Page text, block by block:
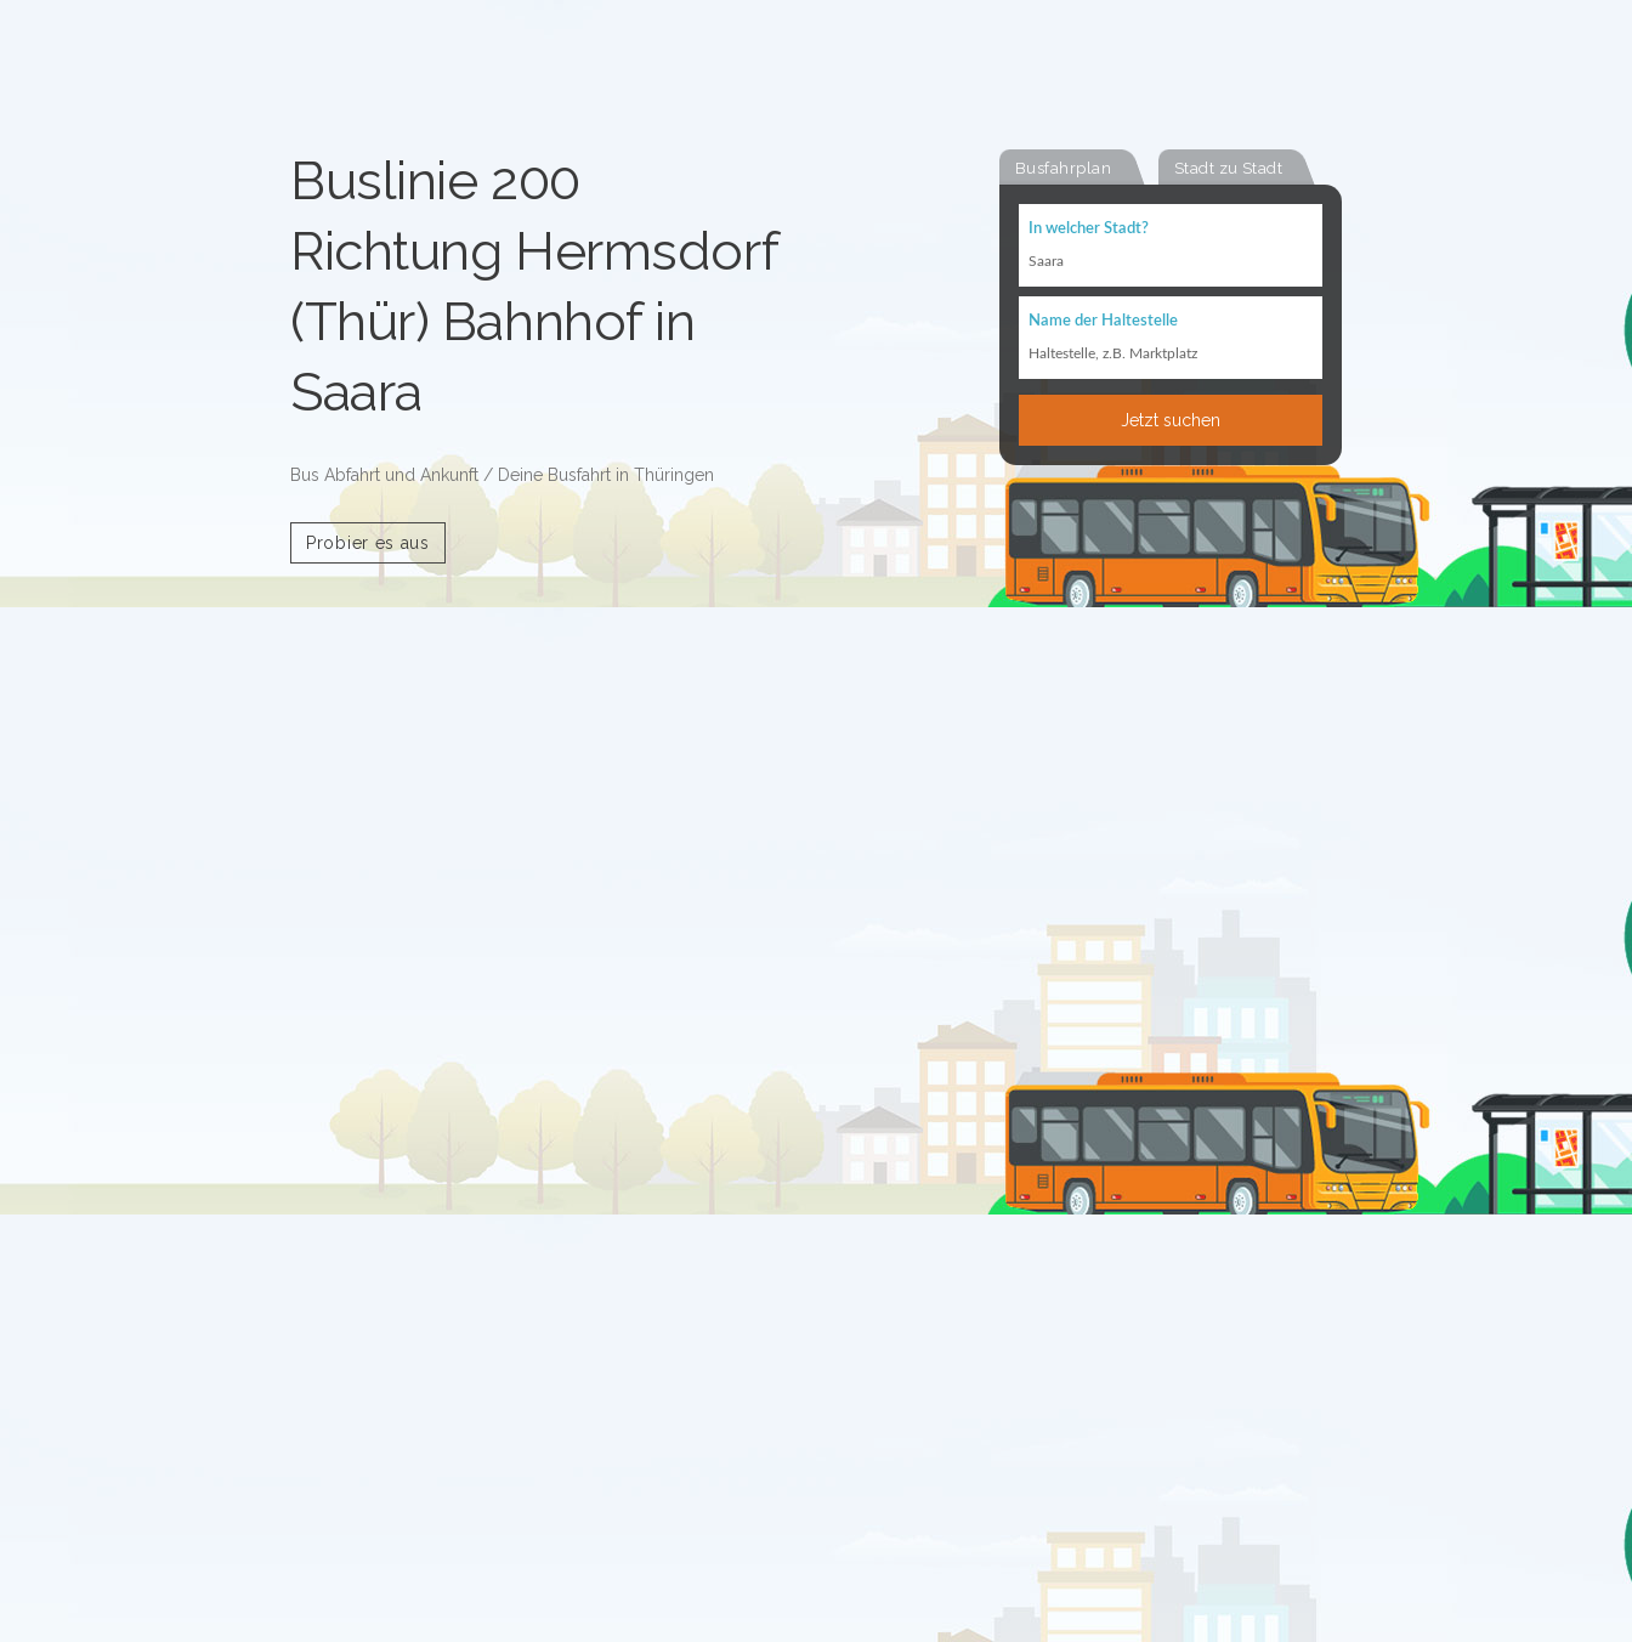
Busfahrplan Stadt zu Stadt
In welcher Stadt?
Saara
Name der Haltestelle
Haltestelle, z.B. Marktplatz
Jetzt suchen
Buslinie 200
Richtung Hermsdorf
(Thür) Bahnhof in
Saara
Bus Abfahrt und Ankunft / Deine Busfahrt in Thüringen
Probier es aus